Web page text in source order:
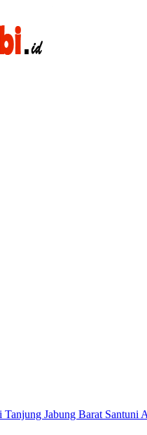
Jabung Barat Santuni Anak